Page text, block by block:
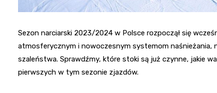
Sezon narciarski 2023/2024 w Polsce rozpoczął się
atmosferycznym i nowoczesnym systemom naśnieżania,
szaleństwa. Sprawdźmy, które stoki są już czynne, jakie
pierwszych w tym sezonie zjazdów.